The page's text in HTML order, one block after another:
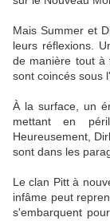
Mais Summer et
leurs réflexions.
de manière tout à
sont coincés sous
À la surface, un
mettant en
Heureusement,
sont dans les
Le clan Pitt à
infâme peut
s'embarquent